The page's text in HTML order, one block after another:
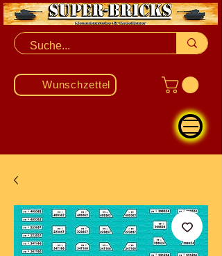
Wunschzettel